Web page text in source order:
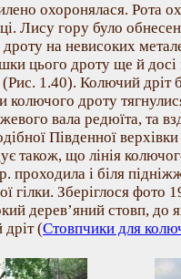
охоронялася. Рота
Лису гору було
на невисоких
цього дроту ще й
(Рис. 1.40). Колючий дріт
колючого дроту
вала редюїта, та
Південної
також, що лінія
проходила і біля
гілки. Зберіглося фото
дерев’яний стовп, до
дріт (Стовпчики для